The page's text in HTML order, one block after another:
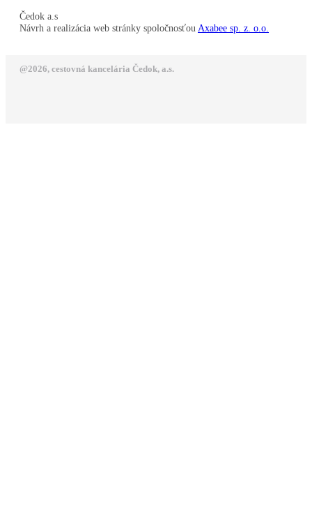
Čedok a.s
Návrh a realizácia web stránky spoločnosťou Axabee sp. z. o.o.
@2026, cestovná kancelária Čedok, a.s.